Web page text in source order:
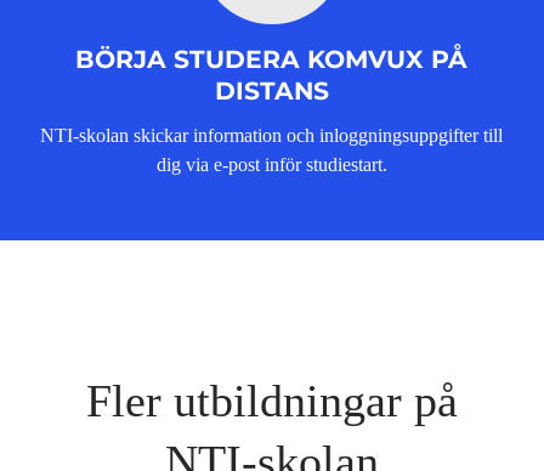
BÖRJA STUDERA KOMVUX PÅ
DISTANS
NTI-skolan skickar information och inloggningsuppgifter till
dig via e-post inför studiestart.
Fler utbildningar på